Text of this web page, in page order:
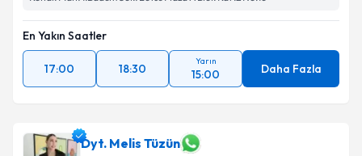
En Yakın Saatler
17:00 18:30
Yarın
15:00 Daha Fazla
Dyt. Melis Tüzün